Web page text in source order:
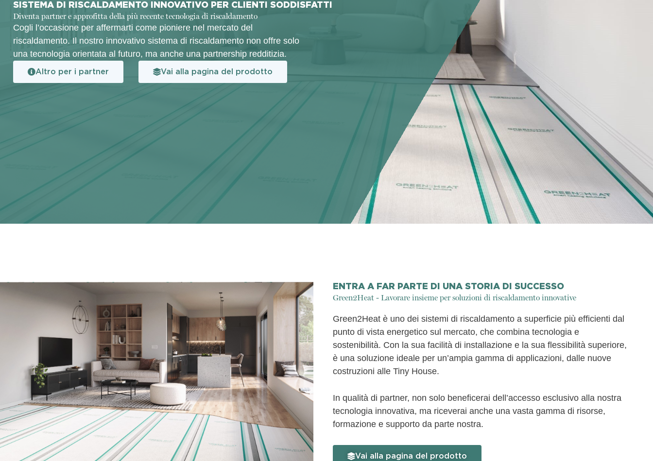
SISTEMA DI RISCALDAMENTO INNOVATIVO PER CLIENTI SODDISFATTI
Diventa partner e approfitta della più recente tecnologia di riscaldamento
Cogli l’occasione per affermarti come pioniere nel mercato del
riscaldamento. Il nostro innovativo sistema di riscaldamento non offre solo
una tecnologia orientata al futuro, ma anche una partnership redditizia.
Altro per i partner Vai alla pagina del prodotto
ENTRA A FAR PARTE DI UNA STORIA DI SUCCESSO
Green2Heat - Lavorare insieme per soluzioni di riscaldamento innovative
Green2Heat è uno dei sistemi di riscaldamento a superficie più efficienti dal
punto di vista energetico sul mercato, che combina tecnologia e
sostenibilità. Con la sua facilità di installazione e la sua flessibilità superiore,
è una soluzione ideale per un’ampia gamma di applicazioni, dalle nuove
costruzioni alle Tiny House.
In qualità di partner, non solo beneficerai dell’accesso esclusivo alla nostra
tecnologia innovativa, ma riceverai anche una vasta gamma di risorse,
formazione e supporto da parte nostra.
Vai alla pagina del prodotto